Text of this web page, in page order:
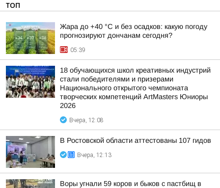
ТОП
Жара до +40 °С и без осадков: какую погоду
прогнозируют дончанам сегодня?
05:39
18 обучающихся школ креативных индустрий
стали победителями и призерами
Национального открытого чемпионата
творческих компетенций ArtMasters Юниоры
2026
Вчера, 12:08
В Ростовской области аттестованы 107 гидов
Вчера, 12:13
Воры угнали 59 коров и быков с пастбищ в